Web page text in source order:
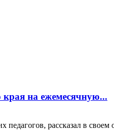
края на ежемесячную...
педагогов, рассказал в